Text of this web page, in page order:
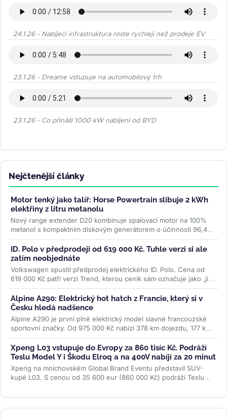
24.1.26 - Nabíjecí infrastruktura roste rychleji než prodeje EV
23.1.26 - Dreame vstupuje na automobilový trh
23.1.26 - Co přináší 1000 kW nabíjení od BYD
Nejčtenější články
Motor tenký jako talíř: Horse Powertrain slibuje 2 kWh
elektřiny z litru metanolu
Nový range extender D20 kombinuje spalovací motor na 100%
metanol s kompaktním diskovým generátorem o účinnosti 96,4
%. Firma slibuje studený...>>
ID. Polo v předprodeji od 619 000 Kč. Tuhle verzi si ale
zatím neobjednáte
Volkswagen spustil předprodej elektrického ID. Polo. Cena od
619 000 Kč patří verzi Trend, kterou ceník sám označuje jako „již
brzy"....>>
Alpine A290: Elektrický hot hatch z Francie, který si v
Česku hledá nadšence
Alpine A290 je první plně elektrický model slavné francouzské
sportovní značky. Od 975 000 Kč nabízí 378 km dojezdu, 177 koní
a jízdní...>>
Xpeng L03 vstupuje do Evropy za 860 tisíc Kč. Podráží
Teslu Model Y i Škodu Elroq a na 400V nabíjí za 20 minut
Xpeng na mnichovském Global Brand Eventu představil SUV-
kupé L03. S cenou od 35 600 eur (860 000 Kč) podráží Teslu